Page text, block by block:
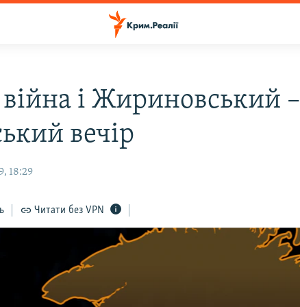
і Жириновський –
вечір
18:29
Читати без VPN